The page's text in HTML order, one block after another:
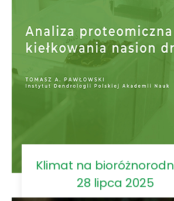
Klimat na
28 lipca 2025